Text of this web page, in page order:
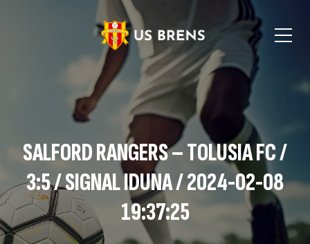
SALFORD RANGERS – TOLUSIA FC /
3:5 / SIGNAL IDUNA / 2024-02-08
19:37:25